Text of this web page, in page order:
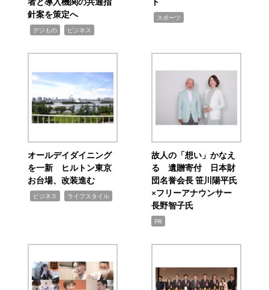
針案を策定へ
デジもの ビジネス
スポーツ
オールデイダイニング
を一新 ヒルトン東京
お台場、改装進む
ビジネス ライフスタイル
故人の「想い」かなえ
る 遺贈寄付 日本財
団名誉会長 笹川陽平氏
×フリーアナウンサー
長野智子氏
PR